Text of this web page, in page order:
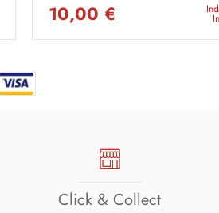
10,00 €
Click & Collect